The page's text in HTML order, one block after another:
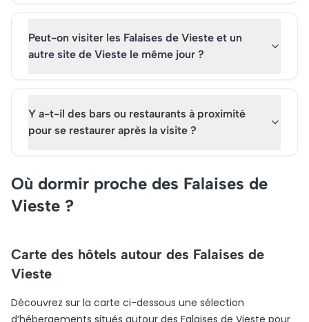
Peut-on visiter les Falaises de Vieste et un
autre site de Vieste le même jour ?
Y a-t-il des bars ou restaurants à proximité
pour se restaurer après la visite ?
Où dormir proche des Falaises de
Vieste ?
Carte des hôtels autour des Falaises de
Vieste
Découvrez sur la carte ci-dessous une sélection
d’hébergements situés autour des Falaises de Vieste pour